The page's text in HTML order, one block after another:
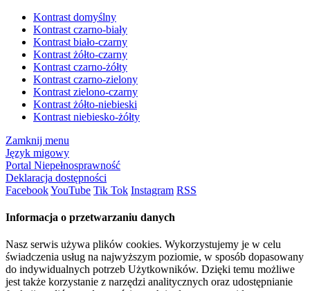
Kontrast domyślny
Kontrast czarno-biały
Kontrast biało-czarny
Kontrast żółto-czarny
Kontrast czarno-żółty
Kontrast czarno-zielony
Kontrast zielono-czarny
Kontrast żółto-niebieski
Kontrast niebiesko-żółty
Zamknij menu
Język migowy
Portal Niepełnosprawność
Deklaracja dostępności
FacebookYouTube Tik Tok Instagram RSS
Informacja o przetwarzaniu danych
Nasz serwis używa plików cookies. Wykorzystujemy je w celu
świadczenia usług na najwyższym poziomie, w sposób dopasowany
do indywidualnych potrzeb Użytkowników. Dzięki temu możliwe
jest także korzystanie z narzędzi analitycznych oraz udostępnianie